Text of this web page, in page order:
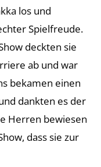
los und
Spielfreude.
deckten sie
ab und war
bekamen einen
dankten es der
Herren bewiesen
dass sie zur